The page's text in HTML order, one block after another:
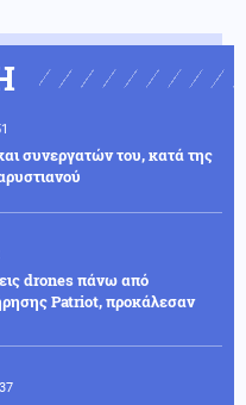
συνεργατών του, κατά της
drones πάνω από
Patriot, προκάλεσαν